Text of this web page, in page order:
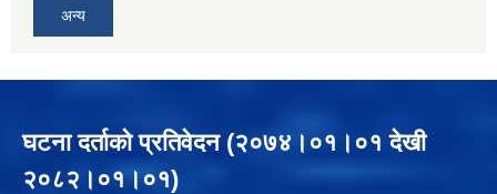
अन्य
घटना दर्ताको प्रतिवेदन (२०७४।०१।०१ देखी
२०८२।०१।०१)